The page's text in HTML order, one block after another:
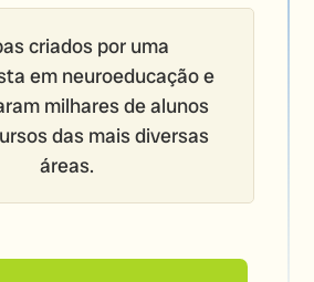
criados por uma
em neuroeducação e
milhares de alunos
das mais diversas
áreas.